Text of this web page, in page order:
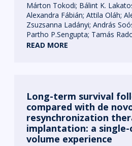
Márton Tokodi Bálint K.
Alexandra Fábián Attila Oláh
Zsuzsanna Ladányi András
Partho P.Sengupta Tamás
READ MORE
Long-term survival
compared with de
resynchronization
implantation: a
volume experience